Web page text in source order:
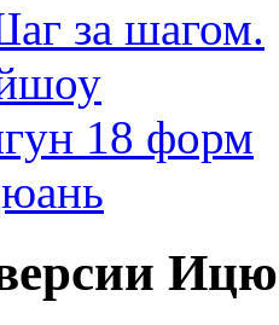
за шагом.
18 форм